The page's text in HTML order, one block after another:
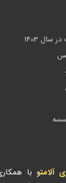
1403
آلامتو با